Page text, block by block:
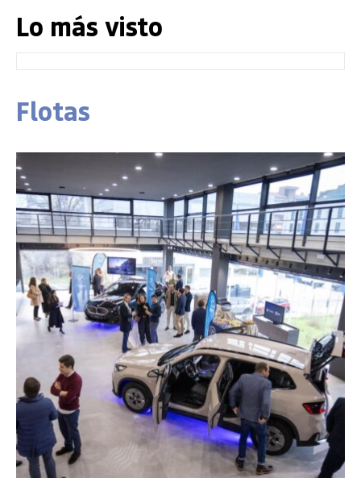
Lo más visto
Flotas